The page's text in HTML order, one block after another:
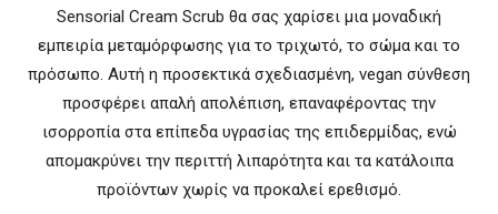
Sensorial Cream Scrub θα σας χαρίσει μια μοναδική
εμπειρία μεταμόρφωσης για το τριχωτό, το σώμα και το
πρόσωπο. Αυτή η προσεκτικά σχεδιασμένη, vegan σύνθεση
προσφέρει απαλή απολέπιση, επαναφέροντας την
ισορροπία στα επίπεδα υγρασίας της επιδερμίδας, ενώ
απομακρύνει την περιττή λιπαρότητα και τα κατάλοιπα
προϊόντων χωρίς να προκαλεί ερεθισμό.